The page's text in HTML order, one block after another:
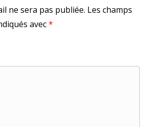
ne sera pas publiée. Les champs
avec*